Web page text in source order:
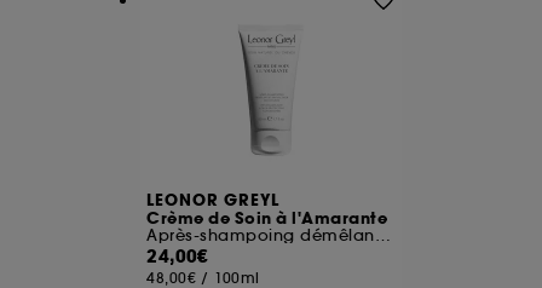
LEONOR GREYL
Crème de Soin à l'Amarante
Après-shampoing démêlant et protecteur de couleur
24,00€
48,00€ / 100ml